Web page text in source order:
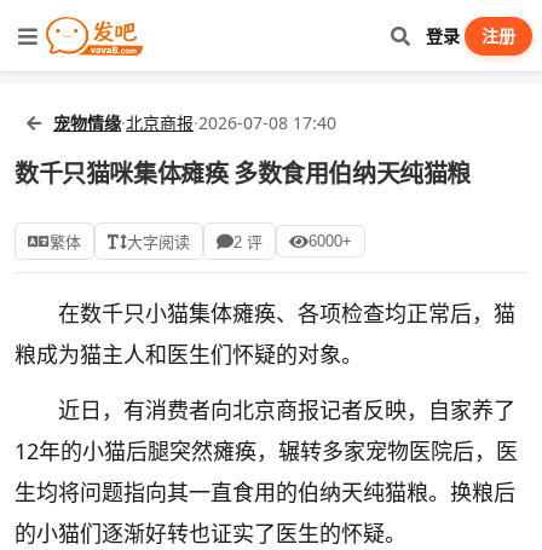
登录 注册
宠物情缘·北京商报·2026-07-08 17:40
数千只猫咪集体瘫痪 多数食用伯纳天纯猫粮
繁体 大字阅读 2 评 6000+
在数千只小猫集体瘫痪、各项检查均正常后，猫
粮成为猫主人和医生们怀疑的对象。
近日，有消费者向北京商报记者反映，自家养了
12年的小猫后腿突然瘫痪，辗转多家宠物医院后，医
生均将问题指向其一直食用的伯纳天纯猫粮。换粮后
的小猫们逐渐好转也证实了医生的怀疑。